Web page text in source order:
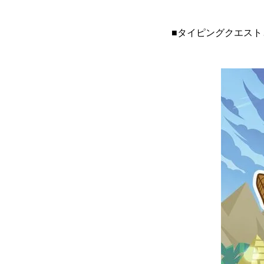
■タイピングクエス